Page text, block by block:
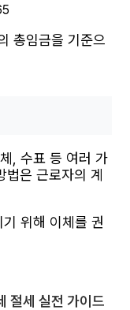
총임금을 기준으
, 수표 등 여러 가
법은 근로자의 계
위해 이체를 권
절세 실전 가이드